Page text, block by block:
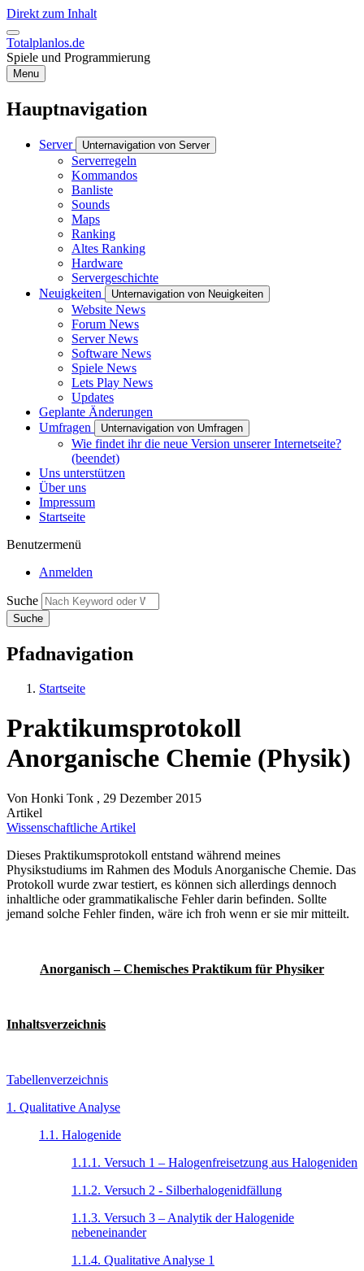
Direkt zum Inhalt
Totalplanlos.de
Spiele und Programmierung
Menu
Hauptnavigation
Server Unternavigation von Server
Serverregeln
Kommandos
Banliste
Sounds
Maps
Ranking
Altes Ranking
Hardware
Servergeschichte
Neuigkeiten
Unternavigation von Neuigkeiten
Website News
Forum News
Server News
Software News
Spiele News
Lets Play News
Updates
Geplante Änderungen
Umfragen
Unternavigation von Umfragen
Wie findet ihr die neue Version unserer Internetseite?
(beendet)
Uns unterstützen
Über uns
Impressum
Startseite
Benutzermenü
Anmelden
Suche
Pfadnavigation
Startseite
Praktikumsprotokoll
Anorganische Chemie (Physik)
Von Honki Tonk , 29 Dezember 2015
Artikel
Wissenschaftliche Artikel
Dieses Praktikumsprotokoll entstand während meines
Physikstudiums im Rahmen des Moduls Anorganische Chemie. Das
Protokoll wurde zwar testiert, es können sich allerdings dennoch
inhaltliche oder grammatikalische Fehler darin befinden. Sollte
jemand solche Fehler finden, wäre ich froh wenn er sie mir mitteilt.
Anorganisch – Chemisches Praktikum für Physiker
Inhaltsverzeichnis
Tabellenverzeichnis
1. Qualitative Analyse
1.1. Halogenide
1.1.1. Versuch 1 – Halogenfreisetzung aus Halogeniden
1.1.2. Versuch 2 - Silberhalogenidfällung
1.1.3. Versuch 3 – Analytik der Halogenide
nebeneinander
1.1.4. Qualitative Analyse 1